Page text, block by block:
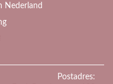
Nederland
Postadres: